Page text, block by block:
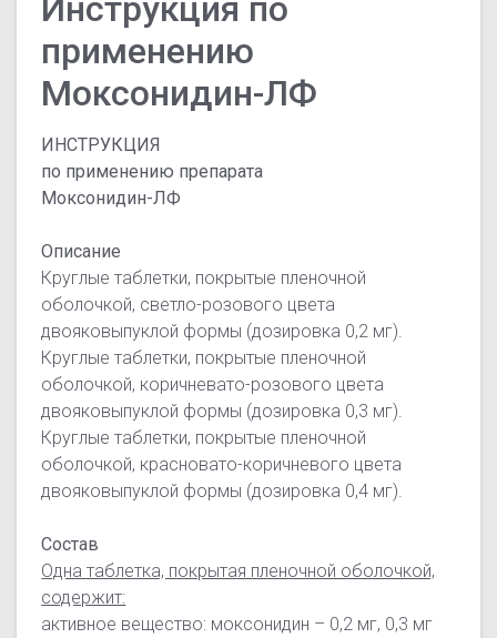
Инструкция по
применению
Моксонидин-ЛФ
ИНСТРУКЦИЯ
по применению препарата
Моксонидин-ЛФ
Описание
Круглые таблетки, покрытые пленочной
оболочкой, cветло-розового цвета
двояковыпуклой формы (дозировка 0,2 мг).
Круглые таблетки, покрытые пленочной
оболочкой, коричневато-розового цвета
двояковыпуклой формы (дозировка 0,3 мг).
Круглые таблетки, покрытые пленочной
оболочкой, красновато-коричневого цвета
двояковыпуклой формы (дозировка 0,4 мг).
Состав
Одна таблетка, покрытая пленочной оболочкой,
содержит:
активное вещество: моксонидин – 0,2 мг, 0,3 мг